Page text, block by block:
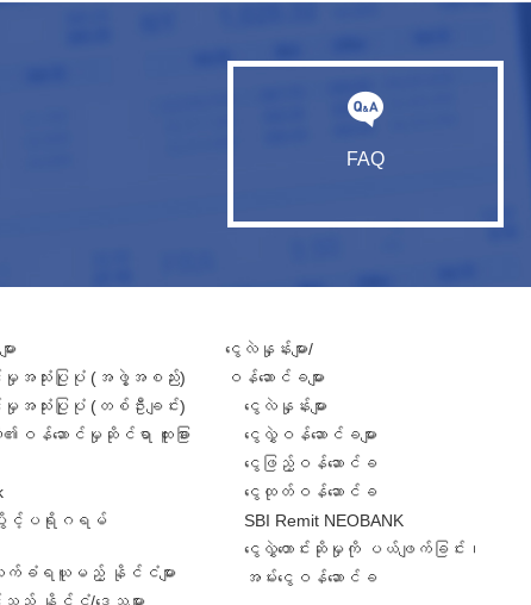
FAQ
း
မှုအသုံးပြုပုံ (အဖွဲ့အစည်း)
မှုအသုံးပြုပုံ (တစ်ဦးချင်း)
န်ဆောင်မှုဆိုင်ရာ ထူးခြား
း ပွိုင့်ပရိုဂရမ်
ခံရယူမည့် နိုင်ငံများ
ငွေလဲနှုန်းများ/
ဝန်ဆောင်ခများ
ငွေလဲနှုန်းများ
ငွေလွှဲဝန်ဆောင်ခများ
ငွေဖြည့်ဝန်ဆောင်ခ
ငွေထုတ်ဝန်ဆောင်ခ
SBI Remit NEOBANK
ငွေလွှဲတောင်းဆိုမှုကို ပယ်ဖျက်ခြင်း၊
အမ်းငွေဝန်ဆောင်ခ